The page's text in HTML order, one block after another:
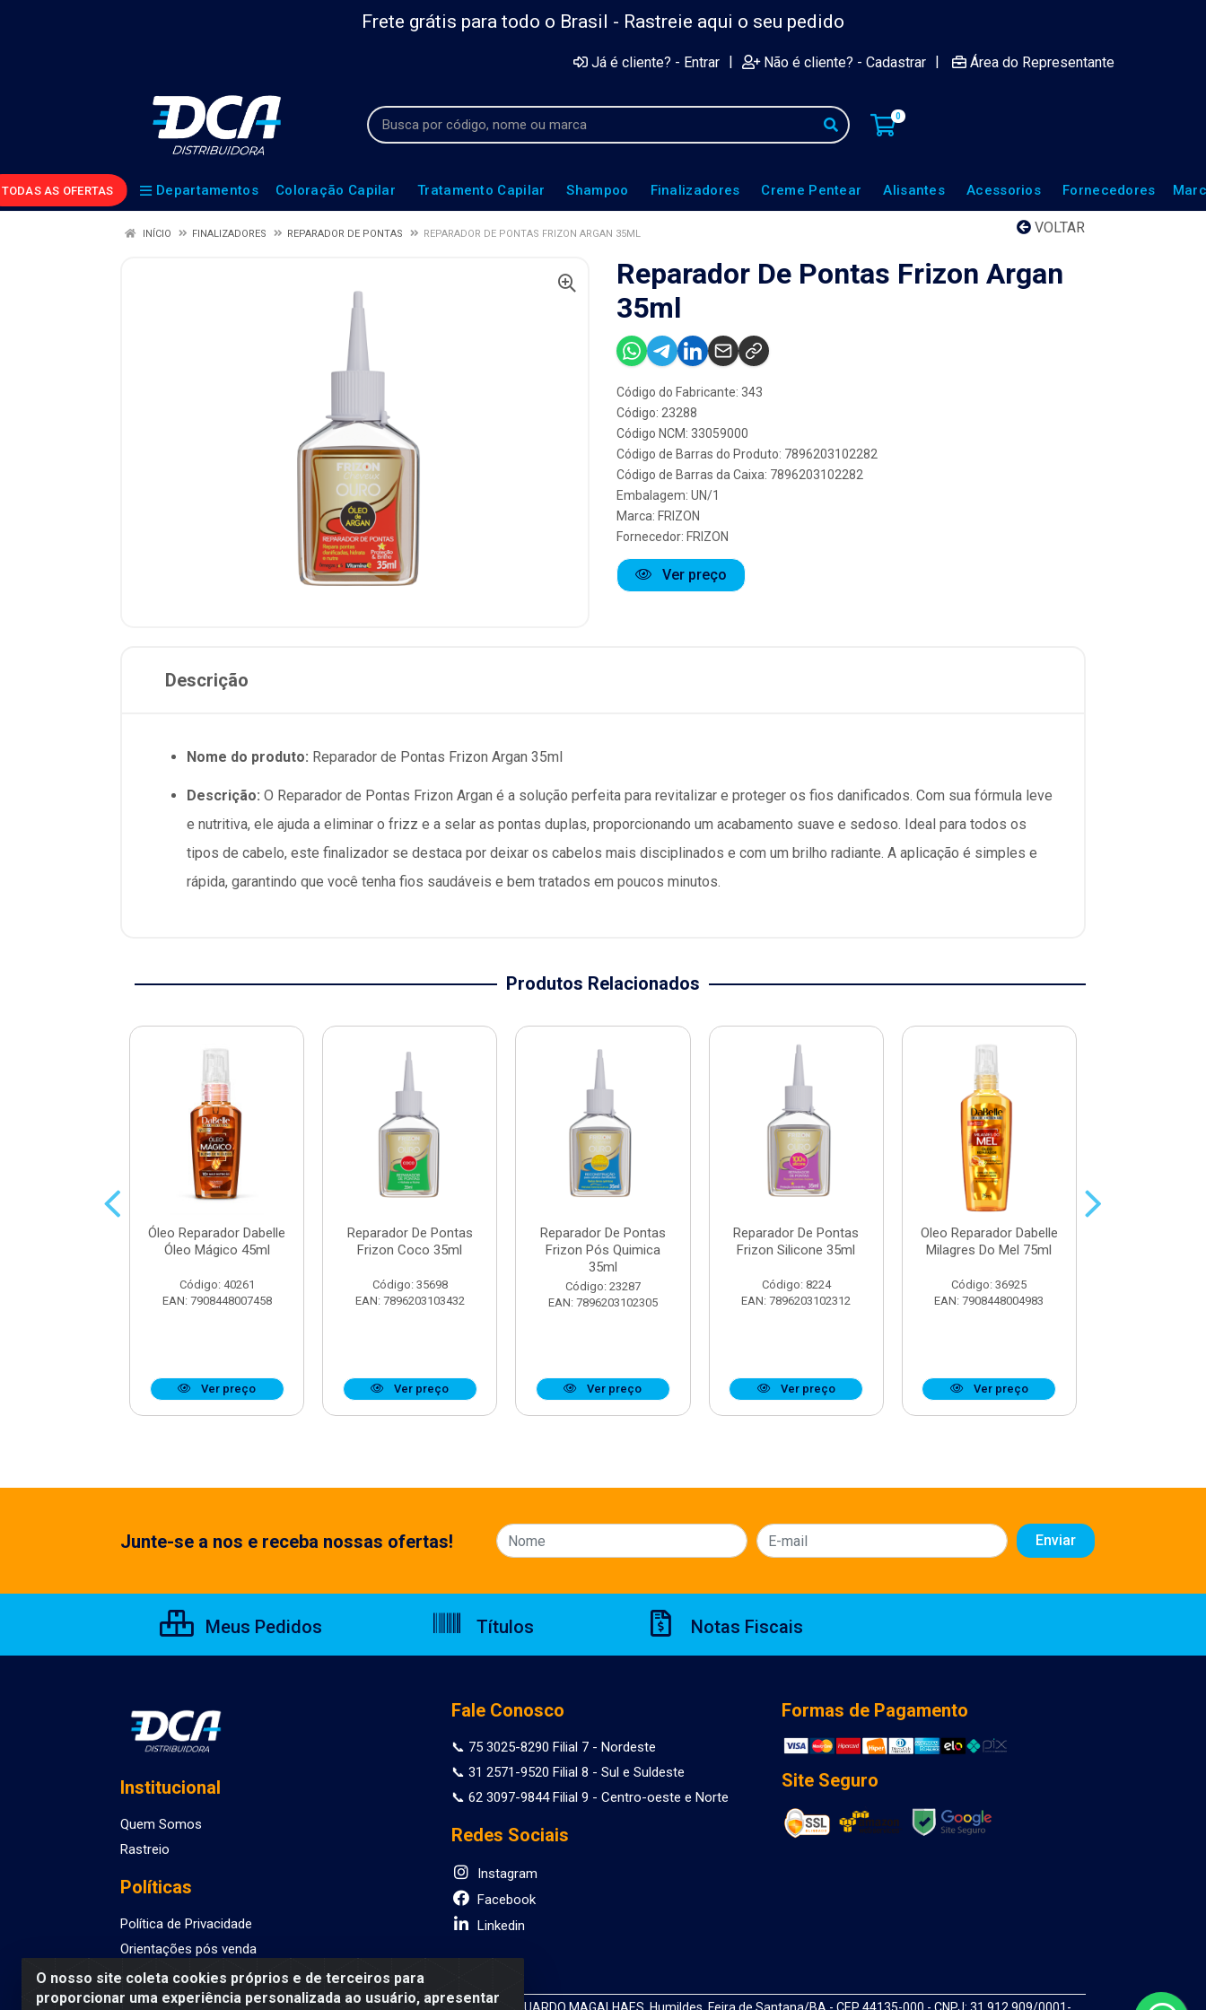
Frete grátis para todo o Brasil - Rastreie aqui o seu pedido
Já é cliente? - Entrar | Não é cliente? - Cadastrar | Área do Representante
0
TODAS AS OFERTAS Departamentos Coloração Capilar Tratamento Capilar Shampoo Finalizadores Creme Pentear Alisantes Acessorios Fornecedores
VOLTAR
INÍCIO FINALIZADORES REPARADOR DE PONTAS REPARADOR DE PONTAS FRIZON ARGAN 35ML
Reparador De Pontas Frizon Argan
35ml
Código do Fabricante: 343
Código: 23288
Código NCM: 33059000
Código de Barras do Produto: 7896203102282
Código de Barras da Caixa: 7896203102282
Embalagem: UN/1
Marca: FRIZON
Fornecedor: FRIZON
Ver preço
Descrição
Nome do produto: Reparador de Pontas Frizon Argan 35ml
Descrição: O Reparador de Pontas Frizon Argan é a solução perfeita para revitalizar e proteger os fios danificados. Com sua fórmula leve
e nutritiva, ele ajuda a eliminar o frizz e a selar as pontas duplas, proporcionando um acabamento suave e sedoso. Ideal para todos os
tipos de cabelo, este finalizador se destaca por deixar os cabelos mais disciplinados e com um brilho radiante. A aplicação é simples e
rápida, garantindo que você tenha fios saudáveis e bem tratados em poucos minutos.
Produtos Relacionados
Óleo Reparador Dabelle
Óleo Mágico 45ml
Código: 40261
EAN: 7908448007458
Ver preço
Reparador De Pontas
Frizon Coco 35ml
Código: 35698
EAN: 7896203103432
Ver preço
Reparador De Pontas
Frizon Pós Quimica
35ml
Código: 23287
EAN: 7896203102305
Ver preço
Reparador De Pontas
Frizon Silicone 35ml
Código: 8224
EAN: 7896203102312
Ver preço
Oleo Reparador Dabelle
Milagres Do Mel 75ml
Código: 36925
EAN: 7908448004983
Ver preço
O nosso site coleta cookies próprios e de terceiros para
proporcionar uma experiência personalizada ao usuário, apresentar
Junte-se a nos e receba nossas ofertas!
Meus Pedidos Títulos Notas Fiscais
Institucional
Quem Somos
Rastreio
Políticas
Política de Privacidade
Orientações pós venda
Fale Conosco
📞 75 3025-8290 Filial 7 - Nordeste
📞 31 2571-9520 Filial 8 - Sul e Suldeste
📞 62 3097-9844 Filial 9 - Centro-oeste e Norte
Redes Sociais
Instagram
Facebook
Linkedin
Formas de Pagamento
Site Seguro